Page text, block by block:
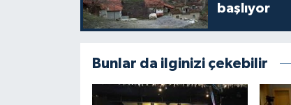
başlıyor
Bunlar da ilginizi çekebilir